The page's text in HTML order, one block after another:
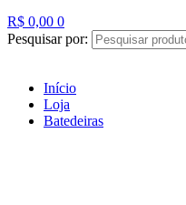
R$ 0,00 0
Pesquisar por:
Início
Loja
Batedeiras